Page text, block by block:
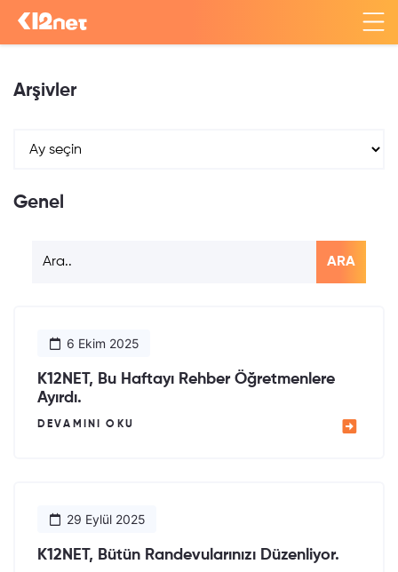
Arşivler
Genel
ARA
6 Ekim 2025
K12NET, Bu Haftayı Rehber Öğretmenlere
Ayırdı.
DEVAMINI OKU
29 Eylül 2025
K12NET, Bütün Randevularınızı Düzenliyor.